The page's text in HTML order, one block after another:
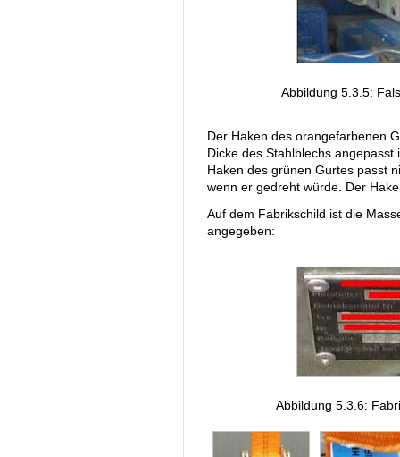
Abbildung 5.3.5:
Der Haken des orangefarbenen
Dicke des Stahlblechs
Haken des grünen Gurtes passt
wenn er gedreht würde. Der
Auf dem Fabrikschild ist die
angegeben:
Abbildung 5.3.6: